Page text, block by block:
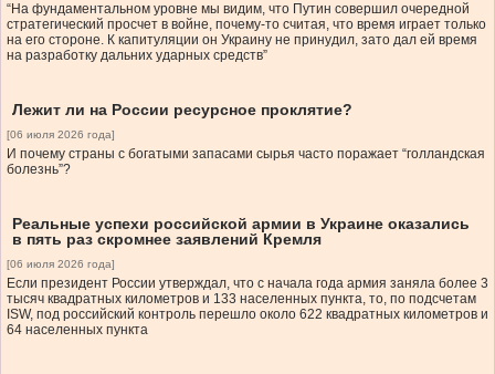
“На фундаментальном уровне мы видим, что Путин совершил очередной
стратегический просчет в войне, почему-то считая, что время играет только
на его стороне. К капитуляции он Украину не принудил, зато дал ей время
на разработку дальних ударных средств”
Лежит ли на России ресурсное проклятие?
[06 июля 2026 года]
И почему страны с богатыми запасами сырья часто поражает “голландская
болезнь”?
Реальные успехи российской армии в Украине оказались
в пять раз скромнее заявлений Кремля
[06 июля 2026 года]
Если президент России утверждал, что с начала года армия заняла более 3
тысяч квадратных километров и 133 населенных пункта, то, по подсчетам
ISW, под российский контроль перешло около 622 квадратных километров и
64 населенных пункта